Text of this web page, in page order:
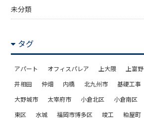
未分類
タグ
アパート オフィスパレア 上大隈 上富野
井相田
仲畑 内橋 北九州市 基礎工事
大野城市
太宰府市 小倉北区 小倉南区
東区
水城 福岡市博多区 竣工
粕屋町